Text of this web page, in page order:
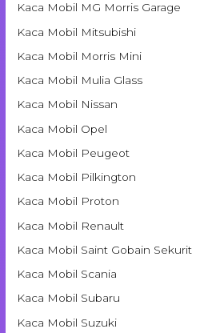
Kaca Mobil MG Morris Garage
Kaca Mobil Mitsubishi
Kaca Mobil Morris Mini
Kaca Mobil Mulia Glass
Kaca Mobil Nissan
Kaca Mobil Opel
Kaca Mobil Peugeot
Kaca Mobil Pilkington
Kaca Mobil Proton
Kaca Mobil Renault
Kaca Mobil Saint Gobain Sekurit
Kaca Mobil Scania
Kaca Mobil Subaru
Kaca Mobil Suzuki